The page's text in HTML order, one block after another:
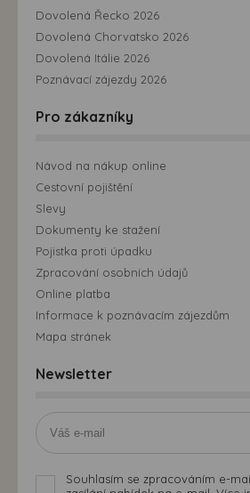
Dovolená Řecko 2026
Dovolená Chorvatsko 2026
Dovolená Itálie 2026
Poznávací zájezdy 2026
Pro zákazníky
Návod na nákup online
Cestovní pojištění
Slevy
Dokumenty ke stažení
Pojistka proti úpadku
Zpracování osobních údajů
Online platba
Informace k poznávacím zájezdům
Mapa stránek
Newsletter
Souhlasím se zpracováním e-